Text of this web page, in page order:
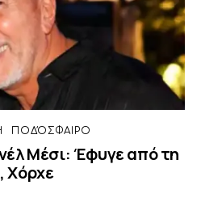
ΠΟΔΌΣΦΑΙΡΟ
Μέσι: Έφυγε από τη
Χόρχε